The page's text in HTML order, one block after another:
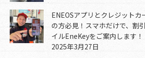
ENEOSアプリとクレジット
の方必見！スマホだけで、割
イルEneKeyをご案内します！
2025年3月27日